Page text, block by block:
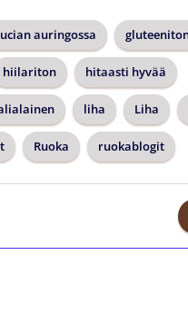
auringossa
hiilariton hitaasti hyvää
liha Liha
Ruoka ruokablogit